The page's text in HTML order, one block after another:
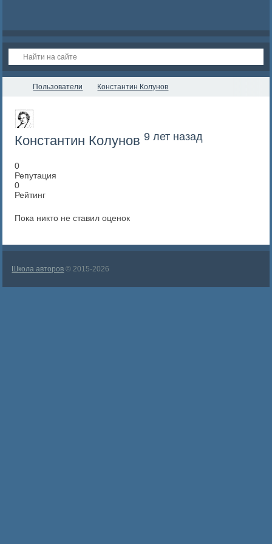
Пользователи Константин Колунов
Константин Колунов 9 лет назад
0
Репутация
0
Рейтинг
Пока никто не ставил оценок
Школа авторов © 2015-2026